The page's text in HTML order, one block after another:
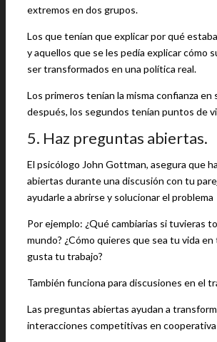
extremos en dos grupos.
Los que tenían que explicar por qué
y aquellos que se les pedía explicar cómo
ser transformados en una política real.
Los primeros tenían la misma confianza en
después, los segundos tenían puntos de
5. Haz preguntas abiertas.
El psicólogo John Gottman, asegura que
abiertas durante una discusión con tu
ayudarle a abrirse y solucionar el problema
Por ejemplo: ¿Qué cambiarias si tuvieras
mundo? ¿Cómo quieres que sea tu vida en
gusta tu trabajo?
También funciona para discusiones en el
Las preguntas abiertas ayudan a
interacciones competitivas en